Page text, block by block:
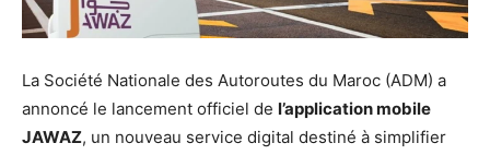
La Société Nationale des Autoroutes du Maroc (ADM) a
annoncé le lancement officiel de l’application mobile
JAWAZ, un nouveau service digital destiné à simplifier